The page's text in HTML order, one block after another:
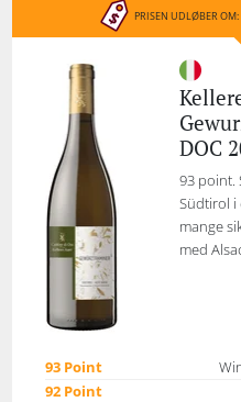
PRISEN UDLØBER OM:
DOC
93 point.
Südtirol i
mange
med
93 Point
92 Point